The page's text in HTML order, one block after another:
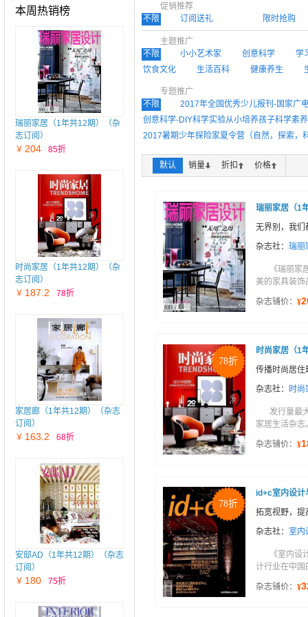
本周热销榜
瑞丽家居（1年共12期）（杂
志订阅）
￥ 204 85折
时尚家居（1年共12期）（杂
志订阅）
￥ 187.2 78折
家居廊（1年共12期）（杂志
订阅）
￥ 163.2 68折
安邸AD（1年共12期）（杂志
订阅）
￥ 180 75折
促销推荐
不限
订阅送礼 限时抢购
主题推广
不限
小小艺术家 创意科学
学
饮食文化
生活百科 健康养生
专题推广
不限
2017年全国优秀少儿报刊-国家广
创意科学-DIY科学实验从小培养孩子科学素养
2017暑期少年探险家夏令营（自然，探索，
建筑类设计类期刊推荐
旅游摄影地理杂
默认 销量 折扣 价格
瑞丽家居（1
无界别，我们
杂志社： 瑞丽
《瑞丽
美的家具装饰
杂志铺价： ¥
78折
时尚家居（1
传播时尚居住
杂志社： 时尚
发行量最
家居生活杂
杂志铺价： ¥
78折
id+c室内设计
拓宽视野，提
杂志社： 室内
《室内
计行业在中国
杂志铺价： ¥